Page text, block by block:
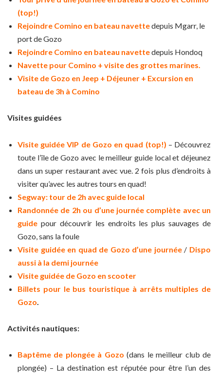
(top!)
Rejoindre Comino en bateau navettedepuis Mgarr, le
port de Gozo
Rejoindre Comino en bateau navettedepuis Hondoq
Navette pour Comino + visite des grottes marines.
Visite de Gozo en Jeep + Déjeuner + Excursion en
bateau de 3h à Comino
Visites guidées
Visite guidée VIP de Gozo en quad (top!) – Découvrez
toute l’île de Gozo avec le meilleur guide local et déjeunez
dans un super restaurant avec vue. 2 fois plus d’endroits à
visiter qu’avec les autres tours en quad!
Segway: tour de 2h avec guide local
Randonnée de 2h ou d’une journée complète avec un
guide pour découvrir les endroits les plus sauvages de
Gozo, sans la foule
Visite guidée en quad de Gozo d’une journée/ Dispo
aussi à la demi journée
Visite guidée de Gozo en scooter
Billets pour le bus touristique à arrêts multiples de
Gozo
Activités nautiques:
Baptême de plongée à Gozo (dans le meilleur club de
plongée) – La destination est réputée pour être l’un des